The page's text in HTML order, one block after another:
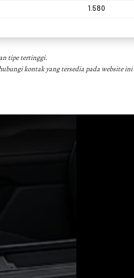
1.580
tipe tertinggi.
kontak yang tersedia pada website ini